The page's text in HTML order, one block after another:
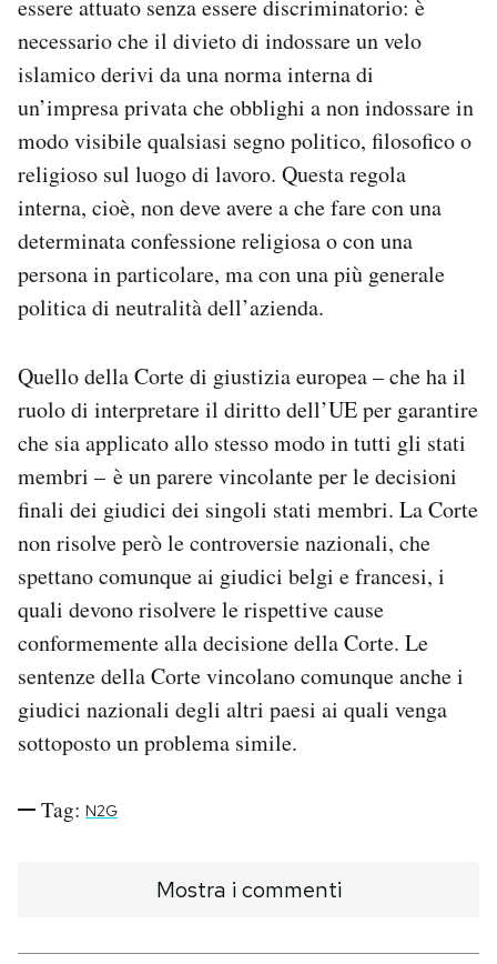
essere attuato senza essere discriminatorio: è
necessario che il divieto di indossare un velo
islamico derivi da una norma interna di
un’impresa privata che obblighi a non indossare in
modo visibile qualsiasi segno politico, filosofico o
religioso sul luogo di lavoro. Questa regola
interna, cioè, non deve avere a che fare con una
determinata confessione religiosa o con una
persona in particolare, ma con una più generale
politica di neutralità dell’azienda.
Quello della Corte di giustizia europea – che ha il
ruolo di interpretare il diritto dell’UE per garantire
che sia applicato allo stesso modo in tutti gli stati
membri – è un parere vincolante per le decisioni
finali dei giudici dei singoli stati membri. La Corte
non risolve però le controversie nazionali, che
spettano comunque ai giudici belgi e francesi, i
quali devono risolvere le rispettive cause
conformemente alla decisione della Corte. Le
sentenze della Corte vincolano comunque anche i
giudici nazionali degli altri paesi ai quali venga
sottoposto un problema simile.
Tag: N2G
Mostra i commenti